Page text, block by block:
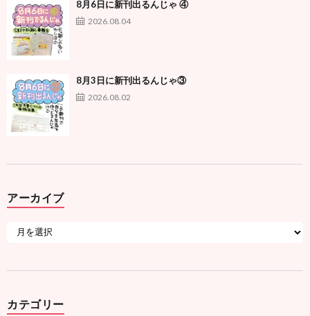
8月6日に新刊出るんじゃ ④
2026.08.04
8月3日に新刊出るんじゃ③
2026.08.02
アーカイブ
カテゴリー